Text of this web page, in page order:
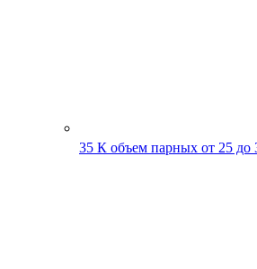
35 К объем парных от 25 до